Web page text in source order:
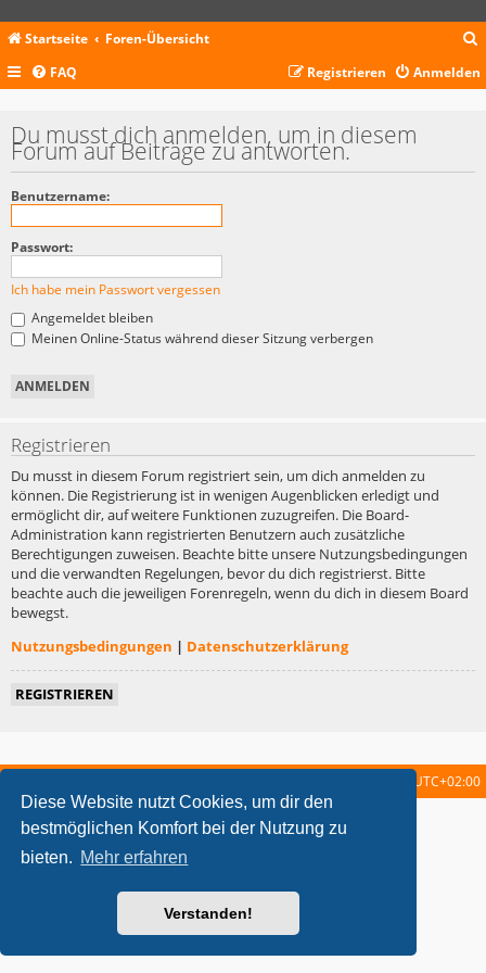
Diese Website nutzt Cookies, um dir den
bestmöglichen Komfort bei der Nutzung zu
bieten. Mehr erfahren
Verstanden!
Startseite Foren-Übersicht
c
FAQ Anmelden
Registrieren
Du musst dich anmelden, um in diesem
Forum auf Beiträge zu antworten.
Benutzername:
Passwort:
Ich habe mein Passwort vergessen
Angemeldet bleiben
Meinen Online-Status während dieser Sitzung verbergen
Registrieren
Du musst in diesem Forum registriert sein, um dich anmelden zu
können. Die Registrierung ist in wenigen Augenblicken erledigt und
ermöglicht dir, auf weitere Funktionen zuzugreifen. Die Board-
Administration kann registrierten Benutzern auch zusätzliche
Berechtigungen zuweisen. Beachte bitte unsere Nutzungsbedingungen
und die verwandten Regelungen, bevor du dich registrierst. Bitte
beachte auch die jeweiligen Forenregeln, wenn du dich in diesem Board
bewegst.
Nutzungsbedingungen | Datenschutzerklärung
REGISTRIEREN
UTC+02:00
metrolike style by Eric Seguin Updated for phpBB3.2 by
Powered byphpBB ® Forum Software © phpBB Limited
Deutsche Übersetzung durch